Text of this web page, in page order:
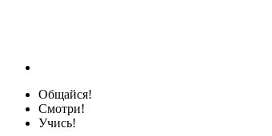
Общайся!
Смотри!
Учись!